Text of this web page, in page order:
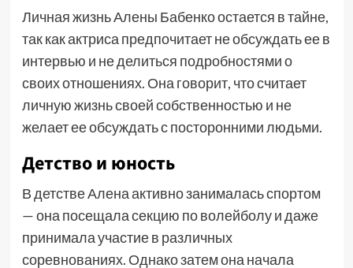
Личная жизнь Алены Бабенко остается в тайне,
так как актриса предпочитает не обсуждать ее в
интервью и не делиться подробностями о
своих отношениях. Она говорит, что считает
личную жизнь своей собственностью и не
желает ее обсуждать с посторонними людьми.
Детство и юность
В детстве Алена активно занималась спортом
— она посещала секцию по волейболу и даже
принимала участие в различных
соревнованиях. Однако затем она начала